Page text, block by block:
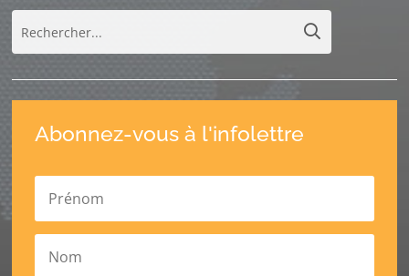
Abonnez-vous à l'infolettre